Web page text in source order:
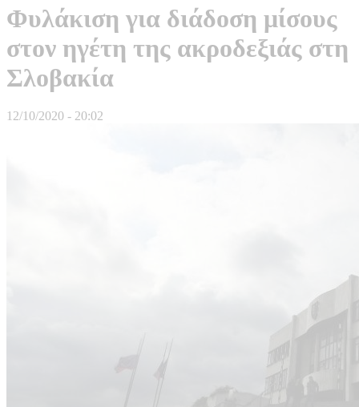
Φυλάκιση για διάδοση μίσους
στον ηγέτη της ακροδεξιάς στη
Σλοβακία
12/10/2020 - 20:02